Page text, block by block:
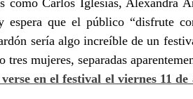
espera que el público “disfrute
sería algo increíble de un
tres mujeres, separadas
en el festival el viernes 11